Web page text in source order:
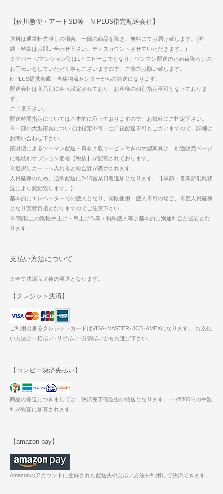
【佐川急便・アートSD等｜N PLUS指定配送会社】
送料は通常軒先渡しの場合、一部の商品を除き、無料にてお届け致します。(沖
縄・離島はお問い合わせ下さい。ディスカウントさせていただきます。)
※アパート/マンション等は1Ｆロビーまでとなり、ワンマン配送のため荷降ろしの
お手伝いをしていただく事もございますので、ご協力お願い致します。
N PLUS提携倉庫・当店物流センターからの発送になります。
配送会社は商品別に各々設定されており、お客様の個別指定不可となっておりま
す。
ご了承下さい。
配送時間指定については基本的に承っておりますので、お気軽にご指定下さい。
※一部の大型家具については指定不可・土日祝配達不可もございますので、詳細は
お問い合わせ下さい。
家財便によるツーマン配送・資材回収サービス付きの大型家具は、別途販売ページ
に地域別オプション価格【税抜】が記載されております。
※選択しカートへ入れると総合計が表示されます。
人員確保のため、通常配送に2-10営業日程追加となります。【季節・営業所混雑状
況により変動致します。】
基本的にエレベーターでの搬入となり、階段使用・搬入不可の場合、再度人員確保
となり実費負担となりますのでご注意下さい。
※2階以上の階段手上げ・吊上げ作業・特殊搬入等は基本的に別途料金が必要とな
ります。
支払い方法について
※全て決済完了後の発送となります。
【クレジット決済】
ご利用出来るクレジットカードはVISA･MASTER･JCB･AMEXになります。 お支払
い方法は一括払い･リボ払い･分割払いからお選び下さい。
【コンビニ決済先払い】
商品の発送につきましては、決済完了確認後の発送となります。 一律800円の手数
料が総額に加算されます。
【amazon pay】
Amazonのアカウントに登録された配送先や支払い方法を利用して決済できます。